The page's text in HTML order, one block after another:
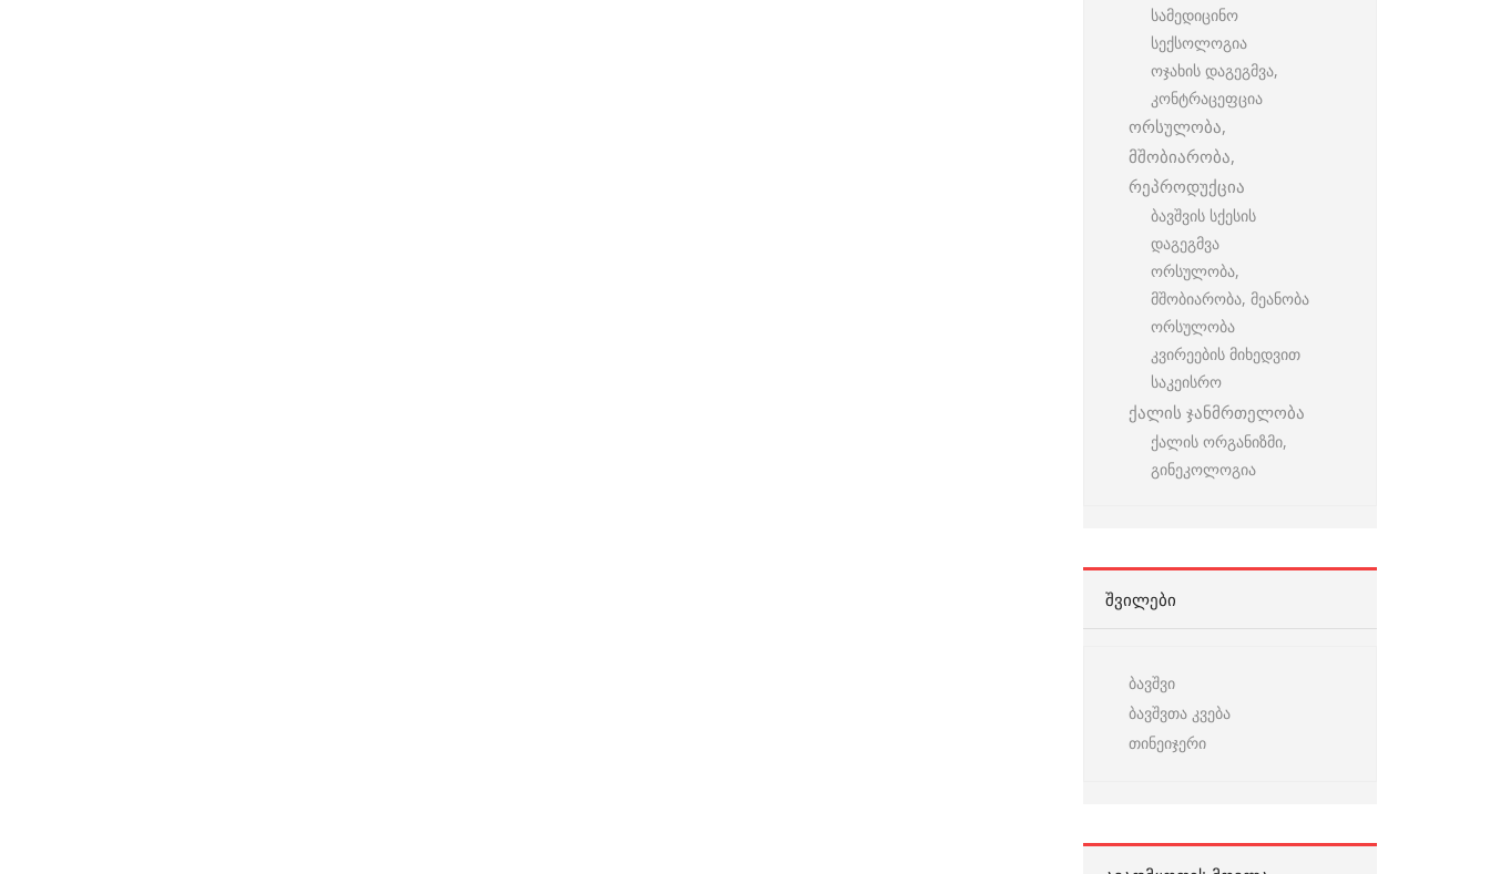
სამედიცინო
სექსოლოგია
ოჯახის დაგეგმვა,
კონტრაცეფცია
ორსულობა,
მშობიარობა,
რეპროდუქცია
ბავშვის სქესის
დაგეგმვა
ორსულობა,
მშობიარობა, მეანობა
ორსულობა
კვირეების მიხედვით
საკეისრო
ქალის ჯანმრთელობა
ქალის ორგანიზმი,
გინეკოლოგია
ᲨᲕᲘᲚᲔᲑᲘ
ბავშვი
ბავშვთა კვება
თინეიჯერი